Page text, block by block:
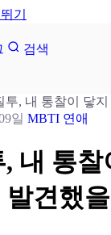
기
검색
투, 내 통찰이 닿
일 MBTI 연애
내 통찰
견했